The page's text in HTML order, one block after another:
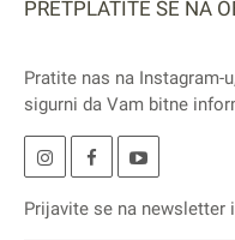
PRETPLATITE SE NA
Pratite nas na Instagram-
sigurni da Vam bitne
Prijavite se na newsletter